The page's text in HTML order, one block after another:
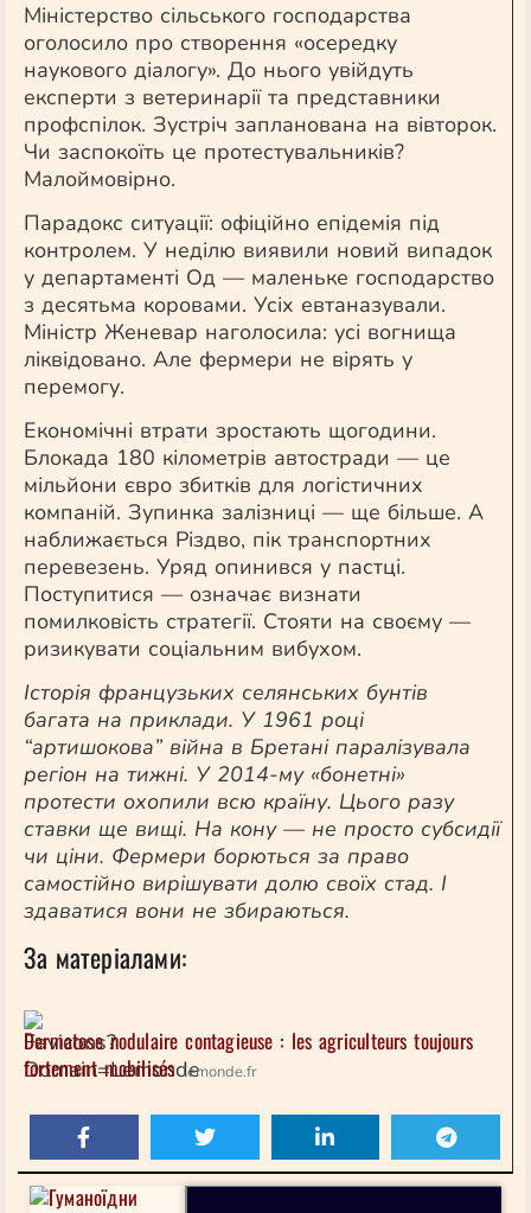
Міністерство сільського господарства
оголосило про створення «осередку
наукового діалогу». До нього увійдуть
експерти з ветеринарії та представники
профспілок. Зустріч запланована на вівторок.
Чи заспокоїть це протестувальників?
Малоймовірно.
Парадокс ситуації: офіційно епідемія під
контролем. У неділю виявили новий випадок
у департаменті Од — маленьке господарство
з десятьма коровами. Усіх евтаназували.
Міністр Женевар наголосила: усі вогнища
ліквідовано. Але фермери не вірять у
перемогу.
Економічні втрати зростають щогодини.
Блокада 180 кілометрів автостради — це
мільйони євро збитків для логістичних
компаній. Зупинка залізниці — ще більше. А
наближається Різдво, пік транспортних
перевезень. Уряд опинився у пастці.
Поступитися — означає визнати
помилковість стратегії. Стояти на своєму —
ризикувати соціальним вибухом.
Історія французьких селянських бунтів
багата на приклади. У 1961 році
“артишокова” війна в Бретані паралізувала
регіон на тижні. У 2014-му «бонетні»
протести охопили всю країну. Цього разу
ставки ще вищі. На кону — не просто субсидії
чи ціни. Фермери борються за право
самостійно вирішувати долю своїх стад. І
здаватися вони не збираються.
За матеріалами:
Dermatose nodulaire contagieuse : les agriculteurs toujours
fortement mobilisés lemonde.fr